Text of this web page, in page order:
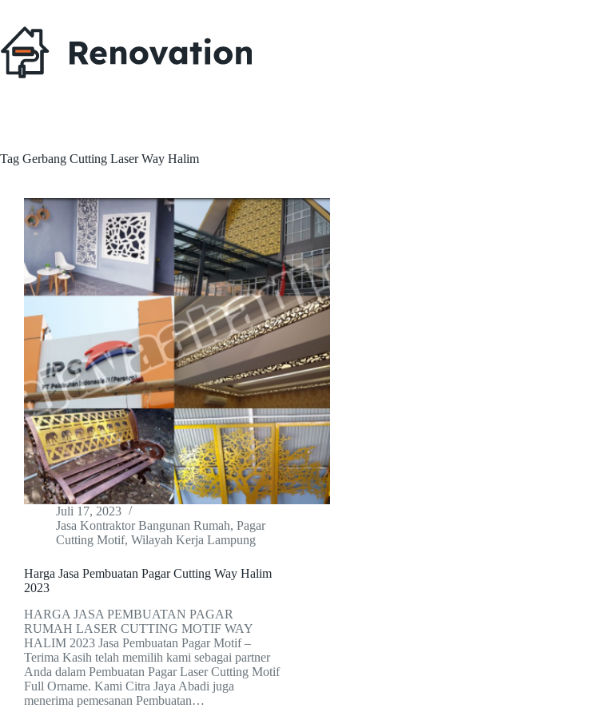
content
Tag Gerbang Cutting Laser Way Halim
Juli 17, 2023
Jasa Kontraktor Bangunan Rumah, Pagar
Cutting Motif, Wilayah Kerja Lampung
Harga Jasa Pembuatan Pagar Cutting Way Halim
2023
HARGA JASA PEMBUATAN PAGAR
RUMAH LASER CUTTING MOTIF WAY
HALIM 2023 Jasa Pembuatan Pagar Motif –
Terima Kasih telah memilih kami sebagai partner
Anda dalam Pembuatan Pagar Laser Cutting Motif
Full Orname. Kami Citra Jaya Abadi juga
menerima pemesanan Pembuatan…